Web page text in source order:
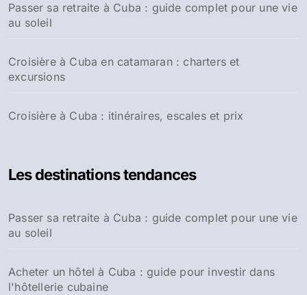
Passer sa retraite à Cuba : guide complet pour une vie
au soleil
Croisière à Cuba en catamaran : charters et
excursions
Croisière à Cuba : itinéraires, escales et prix
Les destinations tendances
Passer sa retraite à Cuba : guide complet pour une vie
au soleil
Acheter un hôtel à Cuba : guide pour investir dans
l'hôtellerie cubaine